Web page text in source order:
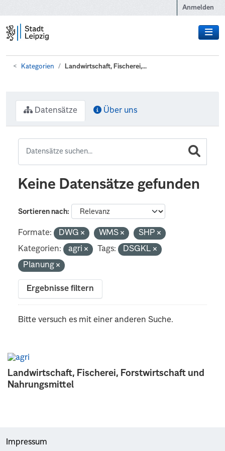
Anmelden
Kategorien Landwirtschaft, Fischerei,...
Landwirtschaft, Fischerei, Forstwirtschaft und
Nahrungsmittel
Datensätze Über uns
Keine Datensätze gefunden
Sortieren nach
Formate: DWG WMS
SHP
Kategorien:
agri Tags:
DSGKL
Planung
Ergebnisse filtern
Bitte versuch es mit einer anderen Suche.
Impressum